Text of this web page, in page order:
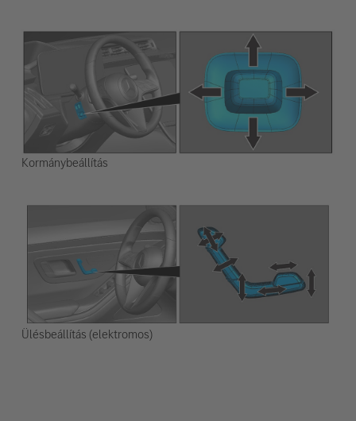
Kormánybeállítás
Ülésbeállítás (elektromos)